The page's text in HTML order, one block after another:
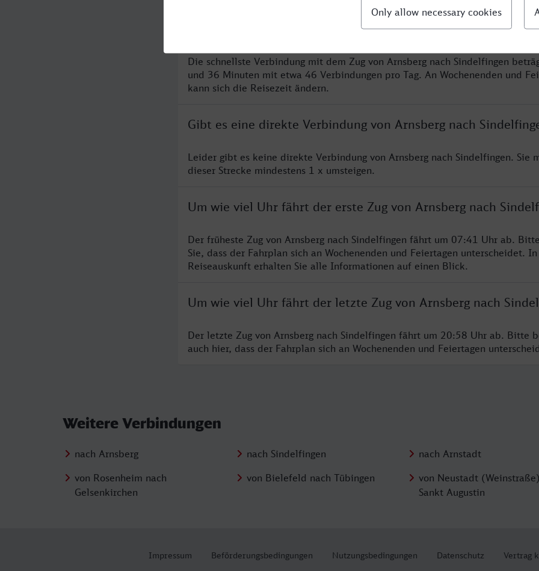
Was ist die schnellste Verbindung von Arnsberg nach
Die schnellste Verbindung mit dem Zug von Arnsberg nach Sindelfingen
und 36 Minuten mit etwa 46 Verbindungen pro Tag. An Wochenenden und
kann sich die Reisezeit ändern.
Gibt es eine direkte Verbindung von Arnsberg nach
Leider gibt es keine direkte Verbindung von Arnsberg nach Sindelfingen. Sie
dieser Strecke mindestens 1 x umsteigen.
Um wie viel Uhr fährt der erste Zug von Arnsberg nach
Der früheste Zug von Arnsberg nach Sindelfingen fährt um 07:41 Uhr ab.
Sie, dass der Fahrplan sich an Wochenenden und Feiertagen unterscheidet.
Reiseauskunft erhalten Sie alle Informationen auf einen Blick.
Um wie viel Uhr fährt der letzte Zug von Arnsberg nach
Der letzte Zug von Arnsberg nach Sindelfingen fährt um 20:58 Uhr ab. Bitte
auch hier, dass der Fahrplan sich an Wochenenden und Feiertagen
Weitere Verbindungen
nach Arnsberg nach Sindelfingen nach Arnstadt
von Rosenheim nach
Gelsenkirchen
von Bielefeld nach Tübingen
von Neustadt
Sankt Augustin
Impressum Beförderungsbedingungen Nutzungsbedingungen Datenschutz Vertrag